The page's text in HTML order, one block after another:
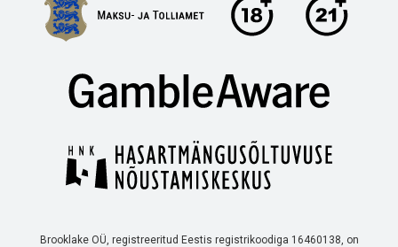
Brooklake OÜ, registreeritud Eestis registrikoodiga 16460138, on